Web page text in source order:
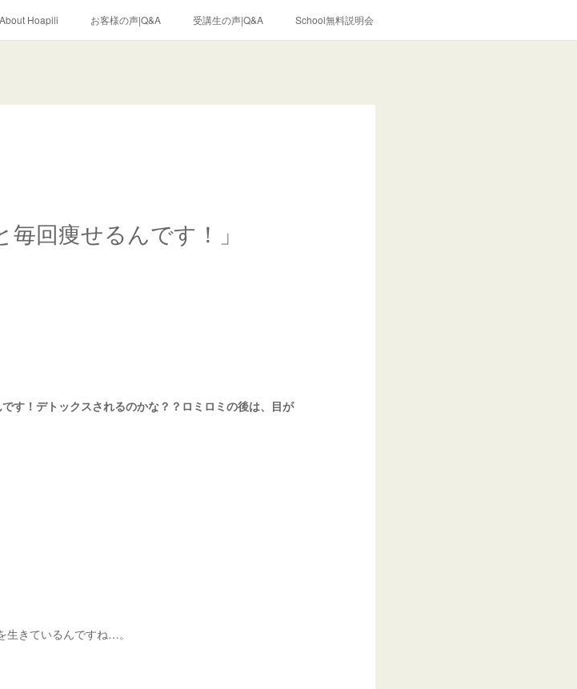
About Hoapili お客様の声|Q&A 受講生の声|Q&A School無料説明会
毎回痩せるんです！」
す！デトックスされるのかな？？ロミロミの後は、目が
生きているんですね…。